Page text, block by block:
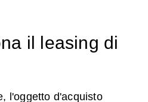
il leasing di
l'oggetto d'acquisto